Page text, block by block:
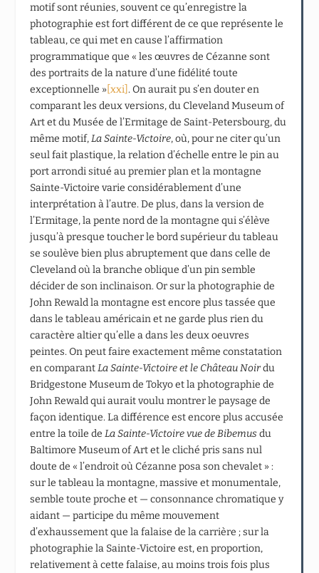
motif sont réunies, souvent ce qu’enregistre la
photographie est fort différent de ce que représente le
tableau, ce qui met en cause l’affirmation
programmatique que « les œuvres de Cézanne sont
des portraits de la nature d’une fidélité toute
exceptionnelle » [xxi]. On aurait pu s’en douter en
comparant les deux versions, du Cleveland Museum of
Art et du Musée de l’Ermitage de Saint-Petersbourg, du
même motif,La Sainte-Victoire, où, pour ne citer qu’un
seul fait plastique, la relation d’échelle entre le pin au
port arrondi situé au premier plan et la montagne
Sainte-Victoire varie considérablement d’une
interprétation à l’autre. De plus, dans la version de
l’Ermitage, la pente nord de la montagne qui s’élève
jusqu’à presque toucher le bord supérieur du tableau
se soulève bien plus abruptement que dans celle de
Cleveland où la branche oblique d’un pin semble
décider de son inclinaison. Or sur la photographie de
John Rewald la montagne est encore plus tassée que
dans le tableau américain et ne garde plus rien du
caractère altier qu’elle a dans les deux oeuvres
peintes. On peut faire exactement même constatation
en comparantLa Sainte-Victoire et le Château Noirdu
Bridgestone Museum de Tokyo et la photographie de
John Rewald qui aurait voulu montrer le paysage de
façon identique. La différence est encore plus accusée
entre la toile deLa Sainte-Victoire vue de Bibemusdu
Baltimore Museum of Art et le cliché pris sans nul
doute de « l’endroit où Cézanne posa son chevalet » :
sur le tableau la montagne, massive et monumentale,
semble toute proche et — consonnance chromatique y
aidant — participe du même mouvement
d’exhaussement que la falaise de la carrière ; sur la
photographie la Sainte-Victoire est, en proportion,
relativement à cette falaise, au moins trois fois plus